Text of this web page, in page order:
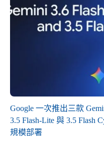
Google 一次推出三款
3.5 Flash-Lite 與 3.5 Flash
規模部署